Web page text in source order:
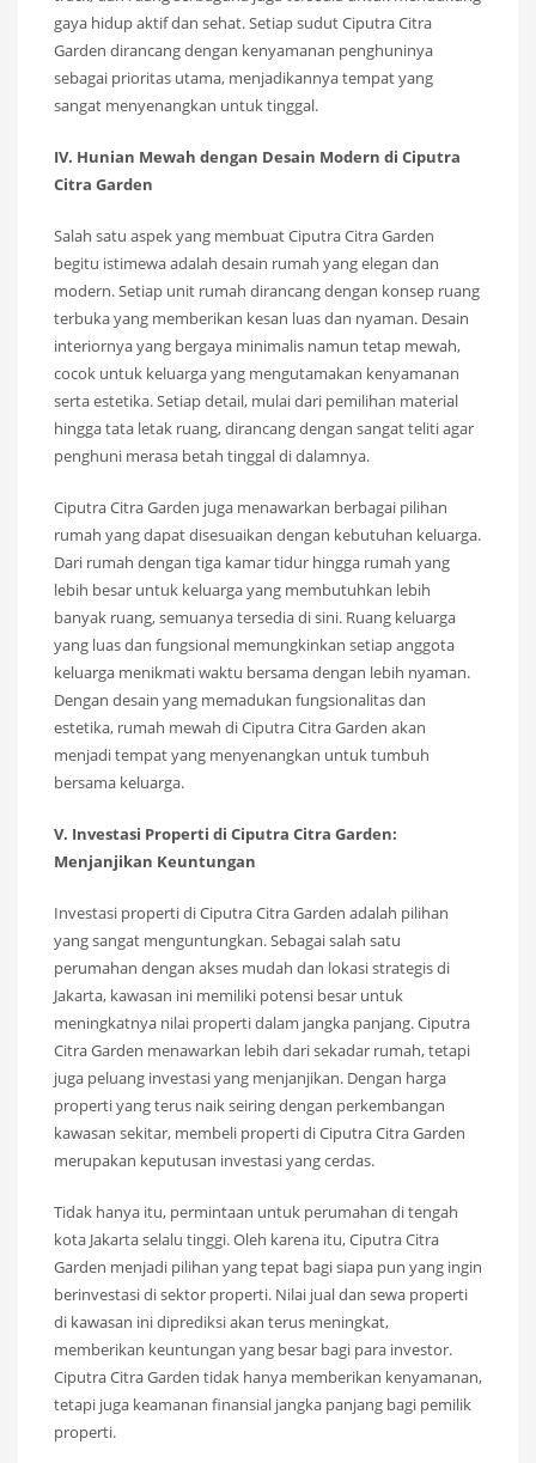
gaya hidup aktif dan sehat. Setiap sudut Ciputra Citra
Garden dirancang dengan kenyamanan penghuninya
sebagai prioritas utama, menjadikannya tempat yang
sangat menyenangkan untuk tinggal.
IV. Hunian Mewah dengan Desain Modern di Ciputra
Citra Garden
Salah satu aspek yang membuat Ciputra Citra Garden
begitu istimewa adalah desain rumah yang elegan dan
modern. Setiap unit rumah dirancang dengan konsep ruang
terbuka yang memberikan kesan luas dan nyaman. Desain
interiornya yang bergaya minimalis namun tetap mewah,
cocok untuk keluarga yang mengutamakan kenyamanan
serta estetika. Setiap detail, mulai dari pemilihan material
hingga tata letak ruang, dirancang dengan sangat teliti agar
penghuni merasa betah tinggal di dalamnya.
Ciputra Citra Garden juga menawarkan berbagai pilihan
rumah yang dapat disesuaikan dengan kebutuhan keluarga.
Dari rumah dengan tiga kamar tidur hingga rumah yang
lebih besar untuk keluarga yang membutuhkan lebih
banyak ruang, semuanya tersedia di sini. Ruang keluarga
yang luas dan fungsional memungkinkan setiap anggota
keluarga menikmati waktu bersama dengan lebih nyaman.
Dengan desain yang memadukan fungsionalitas dan
estetika, rumah mewah di Ciputra Citra Garden akan
menjadi tempat yang menyenangkan untuk tumbuh
bersama keluarga.
V. Investasi Properti di Ciputra Citra Garden:
Menjanjikan Keuntungan
Investasi properti di Ciputra Citra Garden adalah pilihan
yang sangat menguntungkan. Sebagai salah satu
perumahan dengan akses mudah dan lokasi strategis di
Jakarta, kawasan ini memiliki potensi besar untuk
meningkatnya nilai properti dalam jangka panjang. Ciputra
Citra Garden menawarkan lebih dari sekadar rumah, tetapi
juga peluang investasi yang menjanjikan. Dengan harga
properti yang terus naik seiring dengan perkembangan
kawasan sekitar, membeli properti di Ciputra Citra Garden
merupakan keputusan investasi yang cerdas.
Tidak hanya itu, permintaan untuk perumahan di tengah
kota Jakarta selalu tinggi. Oleh karena itu, Ciputra Citra
Garden menjadi pilihan yang tepat bagi siapa pun yang ingin
berinvestasi di sektor properti. Nilai jual dan sewa properti
di kawasan ini diprediksi akan terus meningkat,
memberikan keuntungan yang besar bagi para investor.
Ciputra Citra Garden tidak hanya memberikan kenyamanan,
tetapi juga keamanan finansial jangka panjang bagi pemilik
properti.